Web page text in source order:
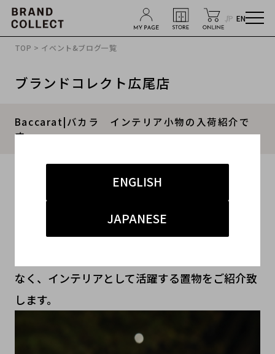
JP EN
ENGLISH
JAPANESE
TOP > イベント&ブログ一覧
ブランドコレクト広尾店
Baccarat|バカラ インテリア小物の入荷紹介で
す
#バカラ
#広尾店 インテリア小物
なく、インテリアとして活躍する置物をご紹介致
します。